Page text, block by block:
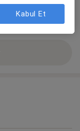
Kabul Et